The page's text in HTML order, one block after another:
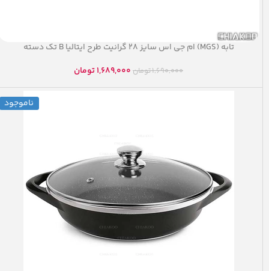
تابه (MGS) ام جی اس سایز ۲۸ گرانیت طرح ایتالیا B تک دسته
1,690,000تومان 1,689,000تومان
ناموجود